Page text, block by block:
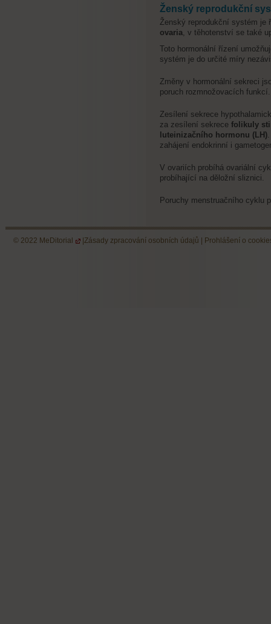
Ženský reprodukční
Ženský reprodukční systém je
ovaria, v těhotenství se také
Toto hormonální řízení
systém je do určité míry
Změny v hormonální sekreci
poruch rozmnožovacích funkcí.
Zesílení sekrece
za zesílení sekrece folikuly
luteinizačního hormonu (LH).
zahájení endokrinní i
V ovariích probíhá ovariální
probíhající na děložní sliznici.
Poruchy menstruačního cyklu
© 2022 MeDitorial | Zásady zpracování osobních údajů Prohlášení o